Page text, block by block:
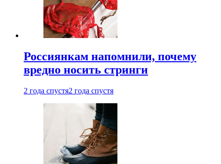
Россиянкам напомнили, почему
вредно носить стринги
2 года спустя2 года спустя